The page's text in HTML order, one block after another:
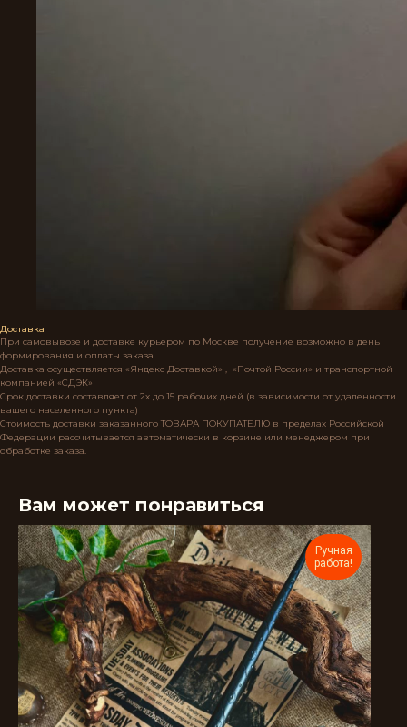
Доставка
При самовывозе и доставке курьером по Москве получение возможно в день
формирования и оплаты заказа.
Доставка осуществляется «Яндекс Доставкой» , «Почтой России» и транспортной
компанией «СДЭК»
Срок доставки составляет от 2х до 15 рабочих дней (в зависимости от удаленности
вашего населенного пункта)
Стоимость доставки заказанного ТОВАРА ПОКУПАТЕЛЮ в пределах Российской
Федерации рассчитывается автоматически в корзине или менеджером при
обработке заказа.
Вам может понравиться
Ручная
работа!